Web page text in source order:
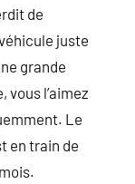
de
juste
grande
l’aimez
Le
en train de